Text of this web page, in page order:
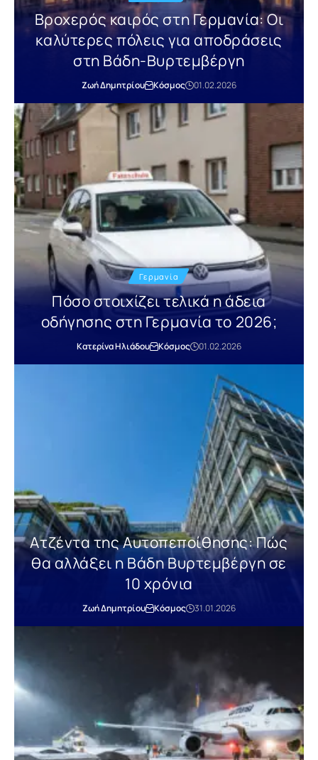
Βροχερός καιρός στη Γερμανία: Οι
καλύτερες πόλεις για αποδράσεις
στη Βάδη-Βυρτεμβέργη
Ζωή Δημητρίου Κόσμος 01.02.2026
Γερμανία
Πόσο στοιχίζει τελικά η άδεια
οδήγησης στη Γερμανία το 2026;
Κατερίνα Ηλιάδου Κόσμος 01.02.2026
Ατζέντα της Αυτοπεποίθησης: Πώς
θα αλλάξει η Βάδη Βυρτεμβέργη σε
10 χρόνια
Ζωή Δημητρίου Κόσμος 31.01.2026